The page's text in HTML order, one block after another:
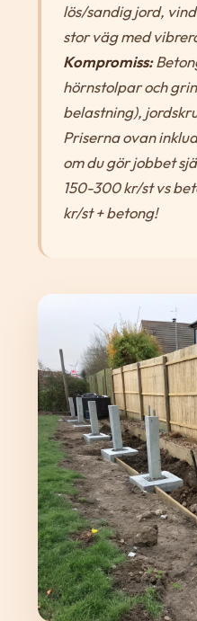
lös/sandig jord,
stor väg med
Kompromiss:
hörnstolpar och
belastning),
Priserna ovan
om du gör jobbet
150-300 kr/st vs
kr/st + betong!